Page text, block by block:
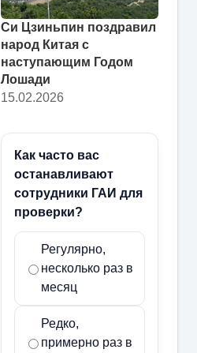
Си Цзиньпин поздравил
народ Китая с
наступающим Годом
Лошади
15.02.2026
Как часто вас
останавливают
сотрудники ГАИ для
проверки?
Регулярно,
несколько раз в
месяц
Редко,
примерно раз в